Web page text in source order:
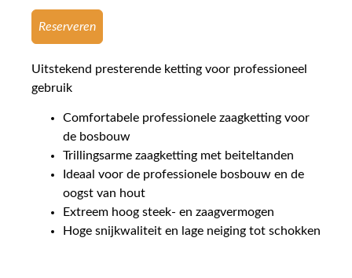
Reserveren
Uitstekend presterende ketting voor professioneel
gebruik
Comfortabele professionele zaagketting voor
de bosbouw
Trillingsarme zaagketting met beiteltanden
Ideaal voor de professionele bosbouw en de
oogst van hout
Extreem hoog steek- en zaagvermogen
Hoge snijkwaliteit en lage neiging tot schokken